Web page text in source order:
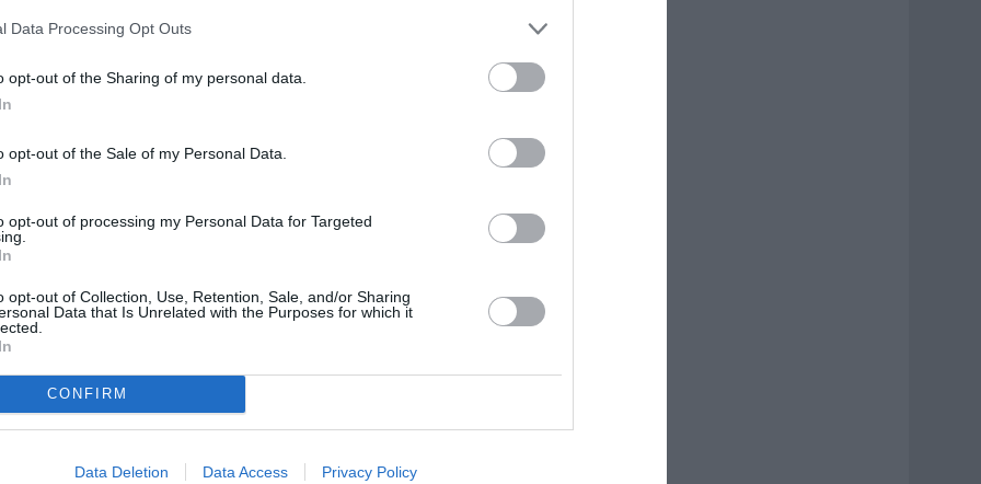
Data Processing Opt Outs
opt-out of the Sharing of my personal data.
opt-out of the Sale of my Personal Data.
opt-out of processing my Personal Data for Targeted
opt-out of Collection, Use, Retention, Sale, and/or Sharing
Data that Is Unrelated with the Purposes for which it
CONFIRM
Data Deletion Data Access Privacy Policy
de 39 de ani, a fost achitat pentru
la 3 ani și 4 luni pentru ultraj și port
în vârstă de 27 de ani, fratele
și 4 luni pentru ultraj. Sora sa, Catia Loria,
obișnuit și a fost achitată.
în râu de soția sa: „Voia să mă